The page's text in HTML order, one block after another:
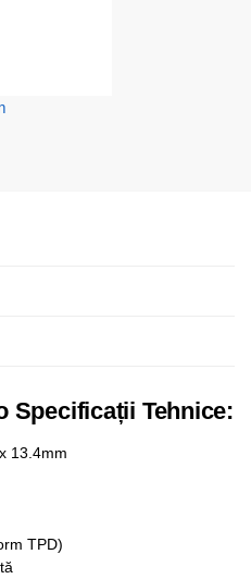
Specificații Tehnice:
13.4mm​
TPD)​